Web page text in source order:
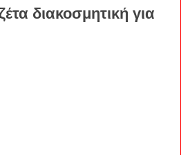
διακοσμητική για